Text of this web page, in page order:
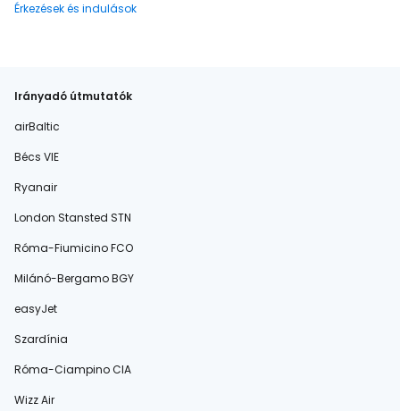
Érkezések és indulások
Irányadó útmutatók
airBaltic
Bécs VIE
Ryanair
London Stansted STN
Róma-Fiumicino FCO
Milánó-Bergamo BGY
easyJet
Szardínia
Róma-Ciampino CIA
Wizz Air